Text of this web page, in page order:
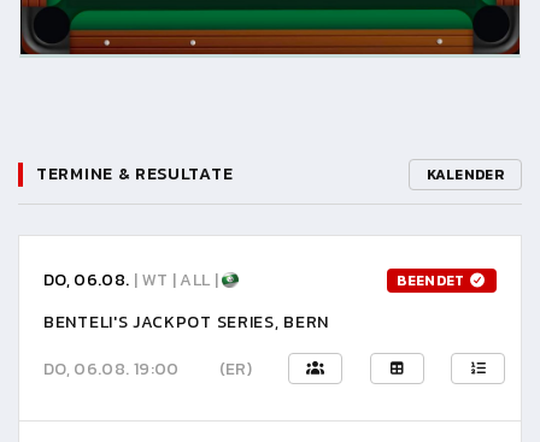
TERMINE & RESULTATE KALENDER
DO, 06.08. | WT | ALL | BEENDET
BENTELI'S JACKPOT SERIES, BERN
DO, 06.08. 19:00
(ER)